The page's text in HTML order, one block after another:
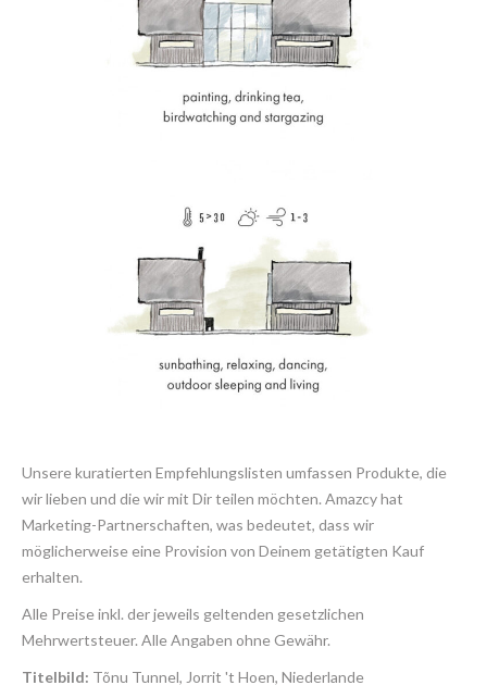
Unsere kuratierten Empfehlungslisten umfassen Produkte, die
wir lieben und die wir mit Dir teilen möchten. Amazcy hat
Marketing-Partnerschaften, was bedeutet, dass wir
möglicherweise eine Provision von Deinem getätigten Kauf
erhalten.
Alle Preise inkl. der jeweils geltenden gesetzlichen
Mehrwertsteuer. Alle Angaben ohne Gewähr.
Titelbild: Tõnu Tunnel, Jorrit 't Hoen, Niederlande